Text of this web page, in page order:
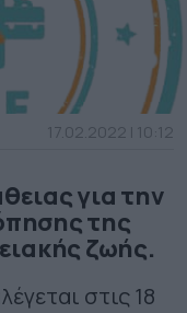
17.02.2022 | 10:12
για την
της
ζωής.
στις 18